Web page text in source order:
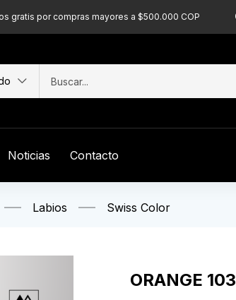
gratis por compras mayores a $500.000 COP
Noticias Contacto
Labios Swiss Color
ORANGE 103